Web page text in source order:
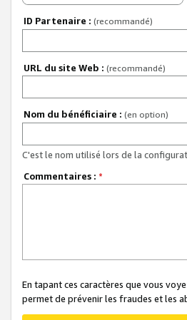
ID Partenaire : (recommandé)
URL du site Web : (recommandé)
Nom du bénéficiaire : (en option)
C'est le nom utilisé lors de la
Commentaires : *
En tapant ces caractères que vous
permet de prévenir les fraudes et les